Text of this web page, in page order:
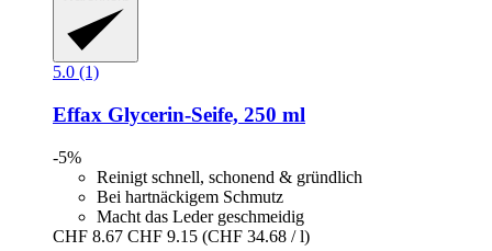
5.0 (1)
Effax Glycerin-​Seife, 250 ml
-5%
Reinigt schnell, schonend & gründlich
Bei hartnäckigem Schmutz
Macht das Leder geschmeidig
CHF 8.67 CHF 9.15 (CHF 34.68 / l)